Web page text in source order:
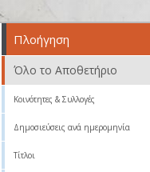
Πλοήγηση
Όλο το Αποθετήριο
Κοινότητες & Συλλογές
Δημοσιεύσεις ανά ημερομηνία
Τίτλοι